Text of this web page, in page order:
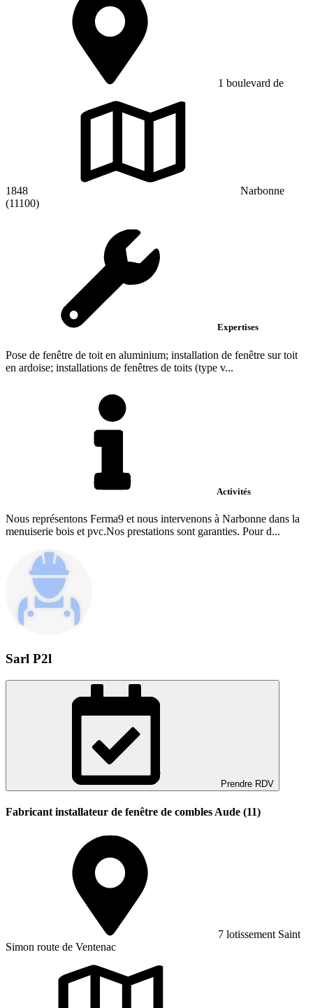
1 boulevard de
1848
Narbonne
(11100)
Expertises
Pose de fenêtre de toit en aluminium; installation de fenêtre sur toit
en ardoise; installations de fenêtres de toits (type v...
Activités
Nous représentons Ferma9 et nous intervenons à Narbonne dans la
menuiserie bois et pvc.Nos prestations sont garanties. Pour d...
Sarl P2l
Prendre RDV
Fabricant installateur de fenêtre de combles Aude (11)
7 lotissement Saint
Simon route de Ventenac